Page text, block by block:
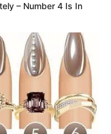
DÜNYA
– Number 4 Is In